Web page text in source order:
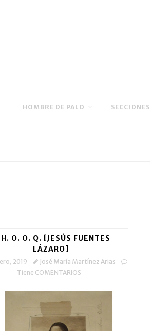
HOMBRE DE PALO SECCIONES
O. O. Q. [JESÚS FUENTES
LÁZARO]
2019
José María Martínez Arias
Tiene COMENTARIOS